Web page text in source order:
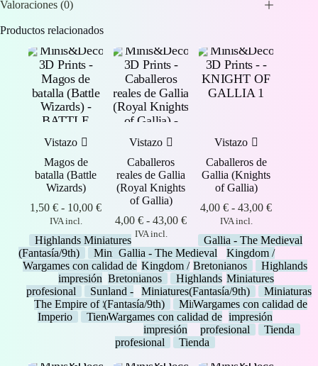
Valoraciones (0)
Productos relacionados
Vistazo
Magos de
batalla (Battle
Wizards)
1,50€ - 10,00€Rango
precios:
desde
1,50 €
hasta
10,00 €
IVA incl.
Highlands Miniatures
(Fantasía/9th)
Miniaturas
Wargames con calidad de
impresión
profesional
Sunland -
The Empire of Sun /
Imperio
Tienda
Vistazo
Caballeros
reales de Gallia
(Royal Knights
of Gallia)
4,00€ - 43,00€Rango
precios:
desde
4,00 €
hasta
43,00 €
IVA incl.
Gallia - The Medieval
Kingdom /
Bretonianos
Highlands
Miniatures
(Fantasía/9th)
Miniaturas
Wargames con calidad de
impresión
profesional
Tienda
Vistazo
Caballeros de
Gallia (Knights
of Gallia)
4,00€ - 43,00€Rango
precios:
desde
4,00 €
hasta
43,00 €
IVA incl.
Gallia - The Medieval
Kingdom /
Bretonianos
Highlands
Miniatures
(Fantasía/9th)
Miniaturas
Wargames con calidad de
impresión
profesional
Tienda